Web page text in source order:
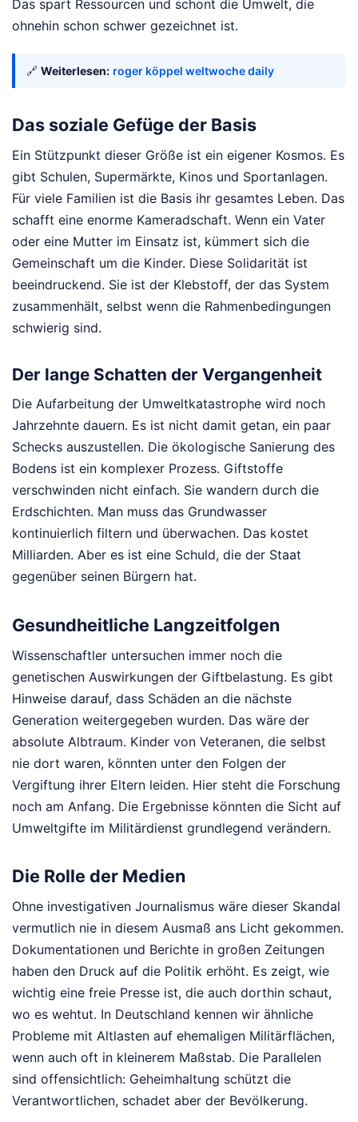
Das spart Ressourcen und schont die Umwelt, die
ohnehin schon schwer gezeichnet ist.
🔗 Weiterlesen: roger köppel weltwoche daily
Das soziale Gefüge der Basis
Ein Stützpunkt dieser Größe ist ein eigener Kosmos. Es
gibt Schulen, Supermärkte, Kinos und Sportanlagen.
Für viele Familien ist die Basis ihr gesamtes Leben. Das
schafft eine enorme Kameradschaft. Wenn ein Vater
oder eine Mutter im Einsatz ist, kümmert sich die
Gemeinschaft um die Kinder. Diese Solidarität ist
beeindruckend. Sie ist der Klebstoff, der das System
zusammenhält, selbst wenn die Rahmenbedingungen
schwierig sind.
Der lange Schatten der Vergangenheit
Die Aufarbeitung der Umweltkatastrophe wird noch
Jahrzehnte dauern. Es ist nicht damit getan, ein paar
Schecks auszustellen. Die ökologische Sanierung des
Bodens ist ein komplexer Prozess. Giftstoffe
verschwinden nicht einfach. Sie wandern durch die
Erdschichten. Man muss das Grundwasser
kontinuierlich filtern und überwachen. Das kostet
Milliarden. Aber es ist eine Schuld, die der Staat
gegenüber seinen Bürgern hat.
Gesundheitliche Langzeitfolgen
Wissenschaftler untersuchen immer noch die
genetischen Auswirkungen der Giftbelastung. Es gibt
Hinweise darauf, dass Schäden an die nächste
Generation weitergegeben wurden. Das wäre der
absolute Albtraum. Kinder von Veteranen, die selbst
nie dort waren, könnten unter den Folgen der
Vergiftung ihrer Eltern leiden. Hier steht die Forschung
noch am Anfang. Die Ergebnisse könnten die Sicht auf
Umweltgifte im Militärdienst grundlegend verändern.
Die Rolle der Medien
Ohne investigativen Journalismus wäre dieser Skandal
vermutlich nie in diesem Ausmaß ans Licht gekommen.
Dokumentationen und Berichte in großen Zeitungen
haben den Druck auf die Politik erhöht. Es zeigt, wie
wichtig eine freie Presse ist, die auch dorthin schaut,
wo es wehtut. In Deutschland kennen wir ähnliche
Probleme mit Altlasten auf ehemaligen Militärflächen,
wenn auch oft in kleinerem Maßstab. Die Parallelen
sind offensichtlich: Geheimhaltung schützt die
Verantwortlichen, schadet aber der Bevölkerung.